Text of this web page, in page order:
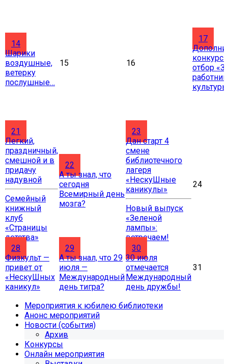
14
Шарики
воздушные,
ветерку
послушные…
15 16
17
отбор
работник
21
Легкий,
праздничный,
смешной и в
придачу
надувной
Семейный
книжный
клуб
«Страницы
детства»
22
А ты знал, что
сегодня
Всемирный день
мозга?
23
Дан старт 4
смене
библиотечного
лагеря
«НескуШные
каникулы»
Новый выпуск
«Зеленой
лампы»:
встречаем!
24
28
Физкульт —
привет от
«НескуШных
каникул»
29
А ты знал, что 29
июля —
Международный
день тигра?
30
30 июля
отмечается
Международный
день дружбы!
31
Мероприятия к юбилею библиотеки
Анонс мероприятий
Новости (события)
Архив
Конкурсы
Онлайн мероприятия